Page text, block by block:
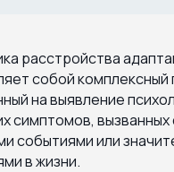
расстройства
собой комплексный
на выявление
симптомов,
событиями или
в жизни.